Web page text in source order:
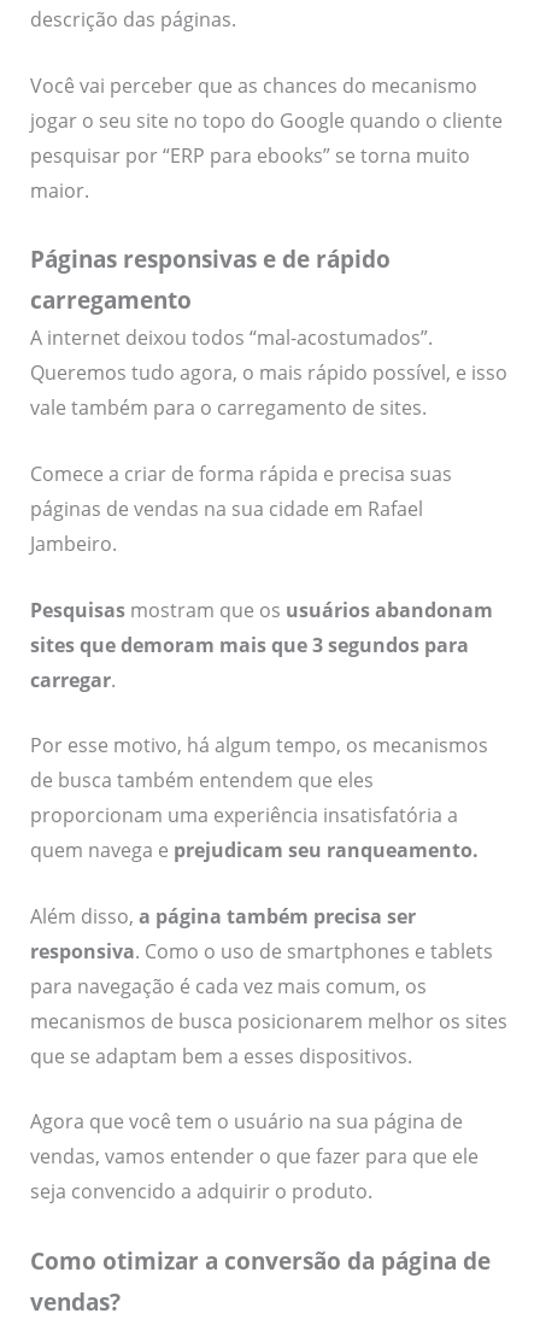
descrição das páginas.
Você vai perceber que as chances do mecanismo
jogar o seu site no topo do Google quando o cliente
pesquisar por “ERP para ebooks” se torna muito
maior.
Páginas responsivas e de rápido
carregamento
A internet deixou todos “mal-acostumados”.
Queremos tudo agora, o mais rápido possível, e isso
vale também para o carregamento de sites.
Comece a criar de forma rápida e precisa suas
páginas de vendas na sua cidade em Rafael
Jambeiro.
Pesquisasmostram que os usuários abandonam
sites que demoram mais que 3 segundos para
carregar.
Por esse motivo, há algum tempo, os mecanismos
de busca também entendem que eles
proporcionam uma experiência insatisfatória a
quem navega e prejudicam seu ranqueamento.
Além disso, a página também precisa ser
responsiva. Como o uso de smartphones e tablets
para navegação é cada vez mais comum, os
mecanismos de busca posicionarem melhor os sites
que se adaptam bem a esses dispositivos.
Agora que você tem o usuário na sua página de
vendas, vamos entender o que fazer para que ele
seja convencido a adquirir o produto.
Como otimizar a conversão da página de
vendas?